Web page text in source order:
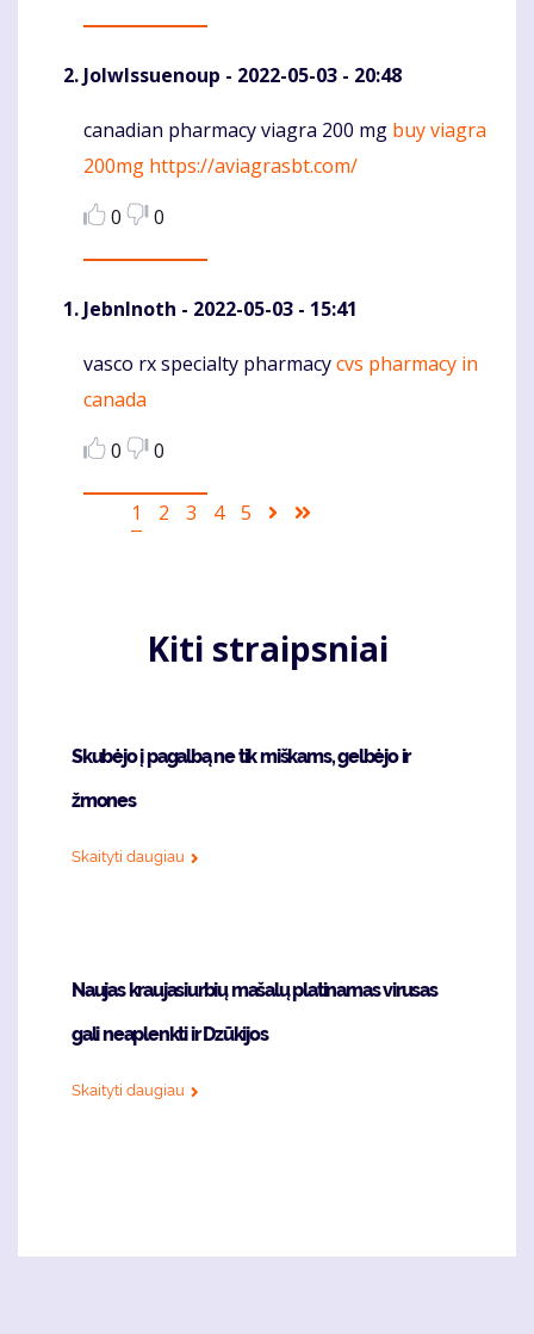
JolwIssuenoup - 2022-05-03 - 20:48
Komentaras
canadian pharmacy viagra 200 mg buy viagra
200mg https://aviagrasbt.com/
0
0
JebnInoth - 2022-05-03 - 15:41
Komentaras
vasco rx specialty pharmacycvs pharmacy in
canada
0
0
Pagination
Current
1 Puslapis
2 Puslapis
3 Puslapis
4 Puslapis
5
Sekantis
Kiti straipsniai
Skubėjo į pagalbą ne tik miškams, gelbėjo ir
žmones
Skaityti daugiau
Naujas kraujasiurbių mašalų platinamas virusas
gali neaplenkti ir Dzūkijos
Skaityti daugiau